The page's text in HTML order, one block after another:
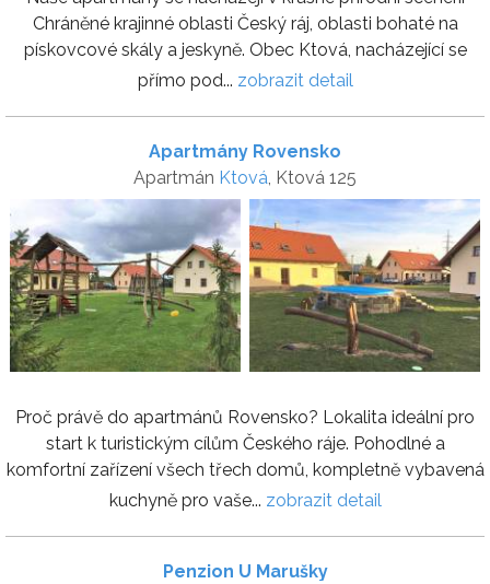
Chráněné krajinné oblasti Český ráj, oblasti bohaté na
pískovcové skály a jeskyně. Obec Ktová, nacházející se
přímo pod... zobrazit detail
Apartmány Rovensko
Apartmán Ktová, Ktová 125
Proč právě do apartmánů Rovensko? Lokalita ideální pro
start k turistickým cílům Českého ráje. Pohodlné a
komfortní zařízení všech třech domů, kompletně vybavená
kuchyně pro vaše... zobrazit detail
Penzion U Marušky